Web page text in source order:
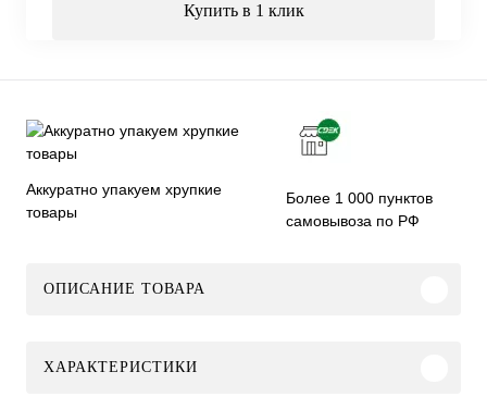
Купить в 1 клик
Аккуратно упакуем хрупкие
товары
Более 1 000 пунктов
самовывоза по РФ
ОПИСАНИЕ ТОВАРА
ХАРАКТЕРИСТИКИ